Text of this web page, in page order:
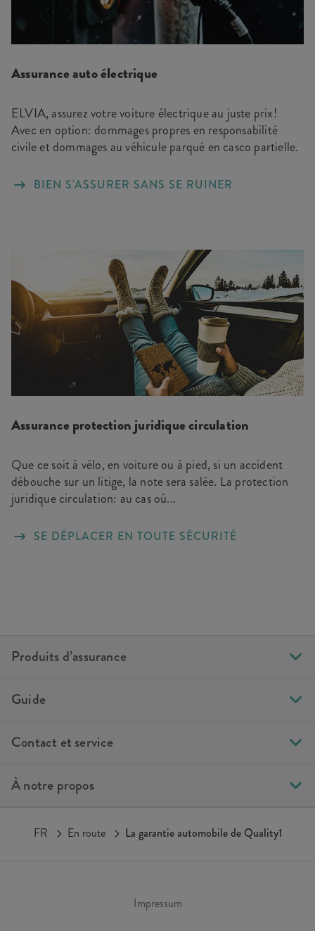
Assurance auto électrique
ELVIA, assurez votre voiture électrique au juste prix!
Avec en option: dommages propres en responsabilité
civile et dommages au véhicule parqué en casco partielle.
BIEN S'ASSURER SANS SE RUINER
Assurance protection juridique circulation
Que ce soit à vélo, en voiture ou à pied, si un accident
débouche sur un litige, la note sera salée. La protection
juridique circulation: au cas où...
SE DÉPLACER EN TOUTE SÉCURITÉ
Produits d’assurance
Guide
Contact et service
À notre propos
Impressum
FR En route La garantie automobile de Quality1